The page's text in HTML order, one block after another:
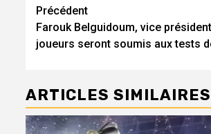
Navigation
d’article
Précédent
Farouk Belguidoum, vice
joueurs seront soumis aux tests
ARTICLES